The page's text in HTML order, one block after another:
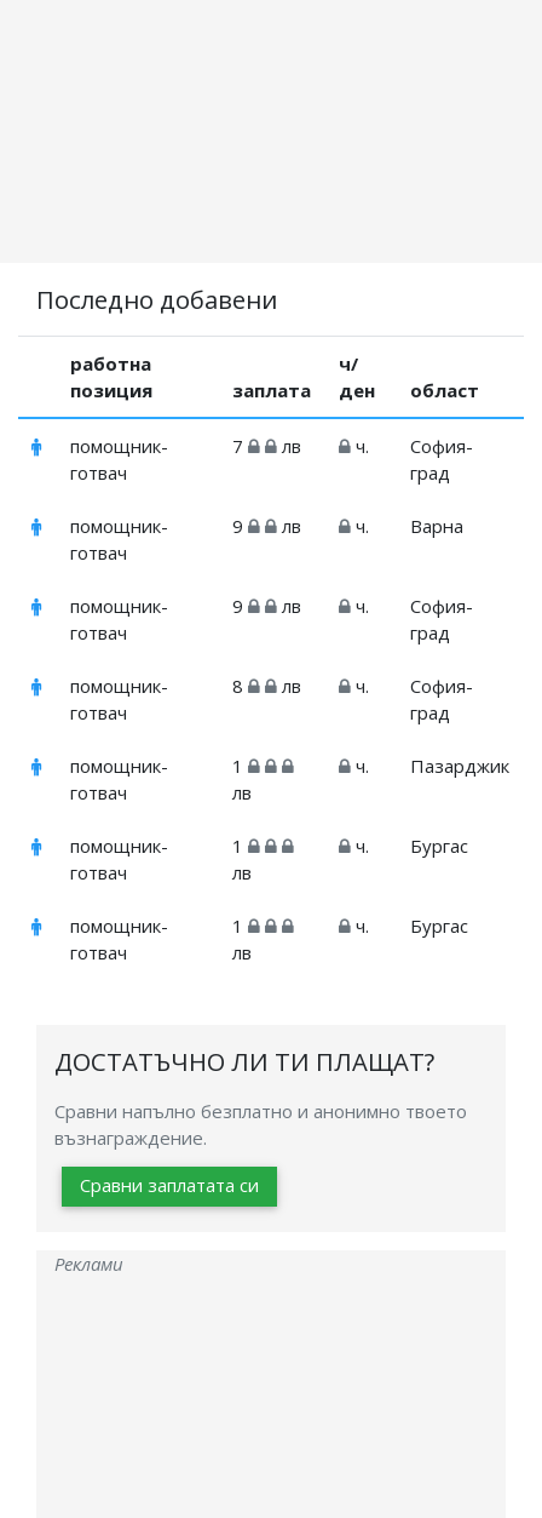
Последно добавени
работна
позиция
заплата
ч/
ден
област
помощник-
готвач
7 лв ч.
София-
град
помощник-
готвач
9 лв ч. Варна
помощник-
готвач
9 лв ч.
София-
град
помощник-
готвач
8 лв ч.
София-
град
помощник-
готвач
1
лв
ч. Пазарджик
помощник-
готвач
1
лв
ч. Бургас
помощник-
готвач
1
лв
ч. Бургас
ДОСТАТЪЧНО ЛИ ТИ ПЛАЩАТ?
Сравни напълно безплатно и анонимно твоето
възнаграждение.
Сравни заплатата си
Реклами